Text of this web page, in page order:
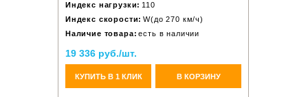
Индекс нагрузки: 110
Индекс скорости: W(до 270 км/ч)
Наличие товара: есть в наличии
19 336 руб./шт.
КУПИТЬ В 1 КЛИК В КОРЗИНУ